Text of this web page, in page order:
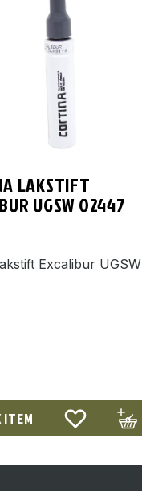
LAKSTIFT
UGSW 02447
Excalibur UGSW
ITEM